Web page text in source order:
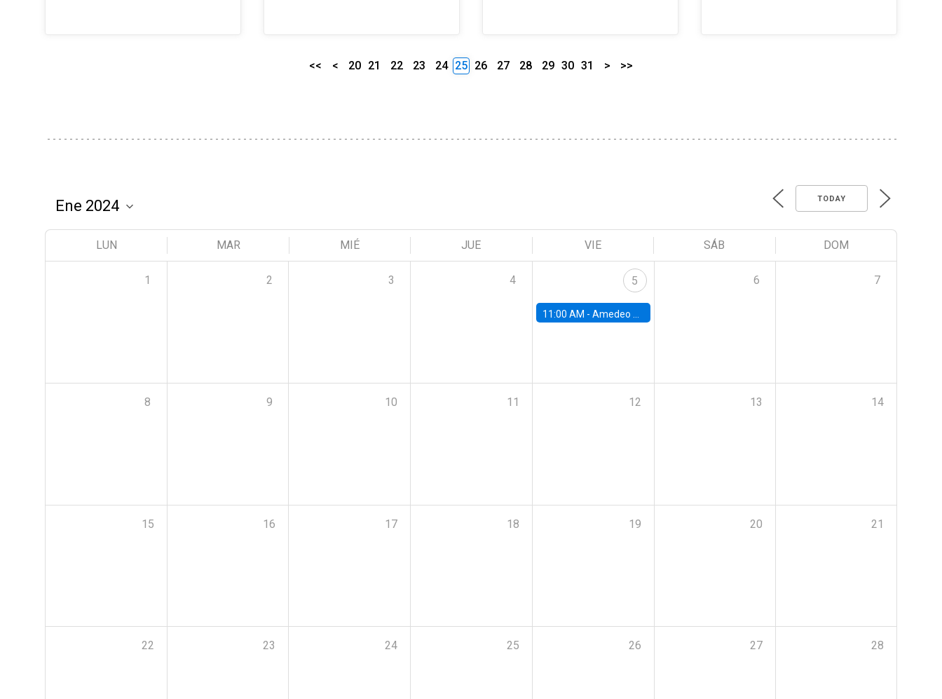
<< < 20 21 22 23 24 25 26 27 28 29 30 31 > >>
TODAY
LUN MAR MIÉ JUE VIE SÁB DOM
1 2 3 4 5
11:00 AM - Amedeo Piolatto, Universidad Autónoma de Barcelona (UAB)
6 7
8 9 10 11 12 13 14
15 16 17 18 19 20 21
22 23 24 25 26 27 28